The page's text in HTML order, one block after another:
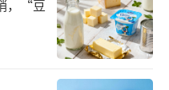
心成分高效转化与
婴幼儿等敏感人群
，“豆